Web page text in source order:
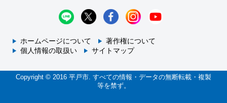
ホームページについて
著作権について
個人情報の取扱い
サイトマップ
Copyright © 2016 平戸市. すべての情報・データの無断転載・複製
等を禁ず。